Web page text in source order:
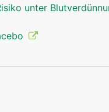
unter